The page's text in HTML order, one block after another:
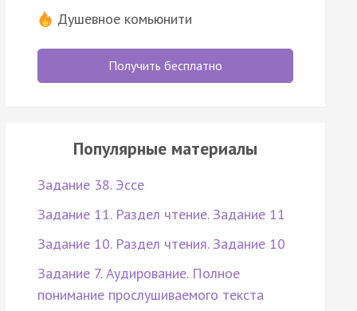
Душевное комьюнити
Получить бесплатно
Популярные материалы
Задание 38. Эссе
Задание 11. Раздел чтение. Задание 11
Задание 10. Раздел чтения. Задание 10
Задание 7. Аудирование. Полное
понимание прослушиваемого текста